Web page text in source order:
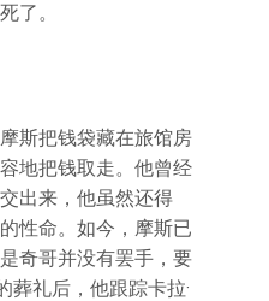
了。
斯把钱袋藏在旅馆房
地把钱取走。他曾经
出来，他虽然还得
性命。如今，摩斯已
奇哥并没有罢手，要
葬礼后，他跟踪卡拉·